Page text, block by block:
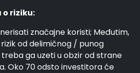
riziku:
značajne koristi; Međutim,
od delimičnog / punog
ga uzeti u obzir od strane
Oko 70 odsto investitora će